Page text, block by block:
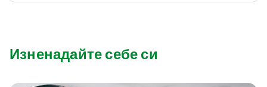
Изненадайте себе си